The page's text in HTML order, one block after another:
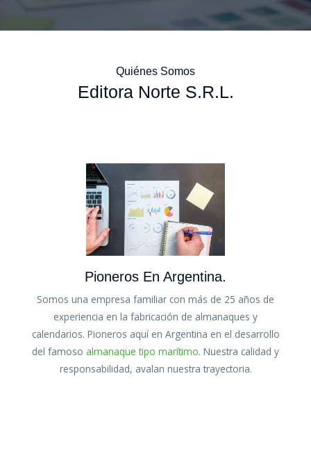
Quiénes Somos
Editora Norte S.R.L.
Pioneros En Argentina.
Somos una empresa familiar con más de 25 años de
experiencia en la fabricación de almanaques y
calendarios. Pioneros aquí en Argentina en el desarrollo
del famoso almanaque tipo marítimo. Nuestra calidad y
responsabilidad, avalan nuestra trayectoria.